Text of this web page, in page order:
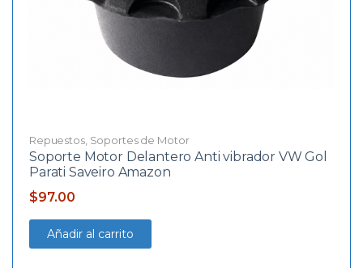
Repuestos, Soportes de Motor
Soporte Motor Delantero Anti vibrador VW Gol
Parati Saveiro Amazon
$97.00
Añadir al carrito